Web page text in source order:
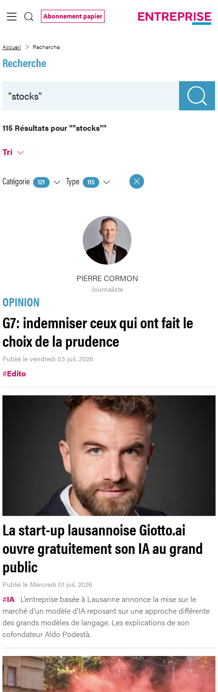
Saut au contenu principal
Abonnement papier
Accueil Recherche
Recherche
115 Résultats pour""stocks""
Tri
Catégorie 121 Type 115
PIERRE CORMON
Journaliste
OPINION
G7: indemniser ceux qui ont fait le
choix de la prudence
Publié le vendredi 03 juil. 2026
#Edito
La start-up lausannoise Giotto.ai
ouvre gratuitement son IA au grand
public
Publié le Mercredi 01 juil. 2026
#IA L’entreprise basée à Lausanne annonce la mise sur le
marché d’un modèle d’IA reposant sur une approche différente
des grands modèles de langage. Les explications de son
cofondateur Aldo Podestà.